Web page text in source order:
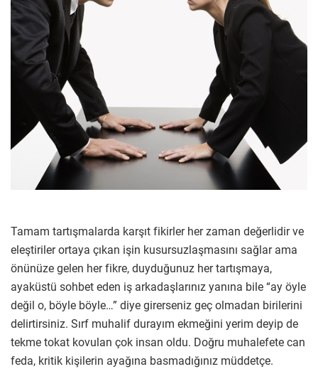
Tamam tartışmalarda karşıt fikirler her zaman değerlidir ve
eleştiriler ortaya çıkan işin kusursuzlaşmasını sağlar ama
önünüze gelen her fikre, duyduğunuz her tartışmaya,
ayaküstü sohbet eden iş arkadaşlarınız yanına bile “ay öyle
değil o, böyle böyle…” diye girerseniz geç olmadan birilerini
delirtirsiniz. Sırf muhalif durayım ekmeğini yerim deyip de
tekme tokat kovulan çok insan oldu. Doğru muhalefete can
feda, kritik kişilerin ayağına basmadığınız müddetçe.